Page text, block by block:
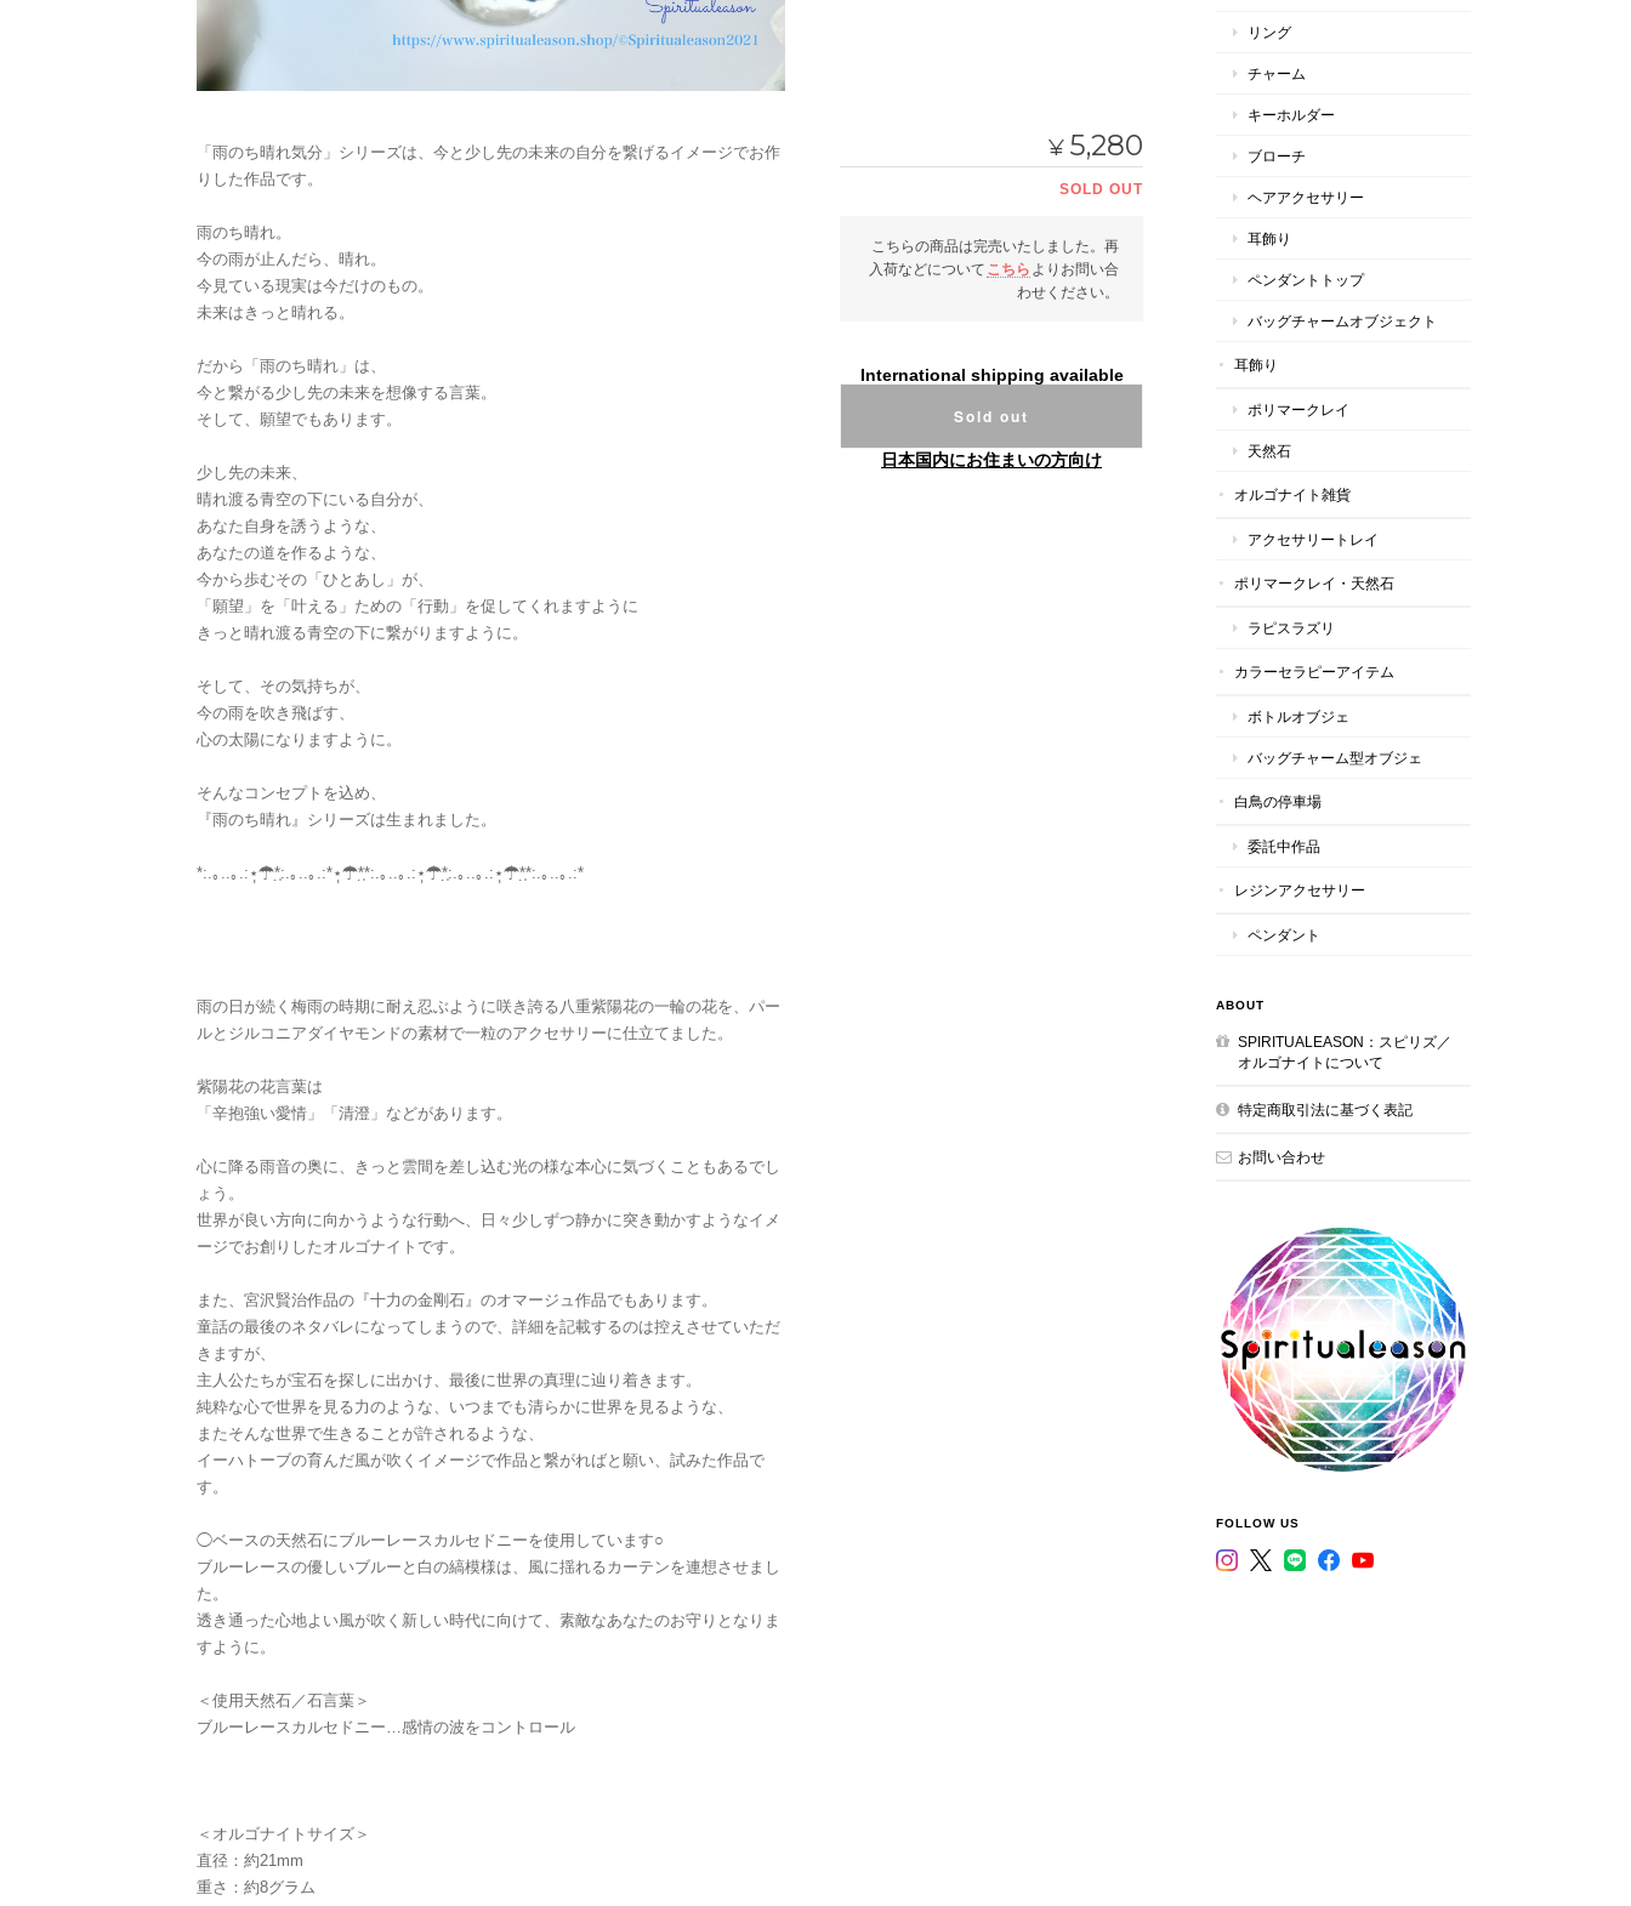
「雨のち晴れ気分」シリーズは、今と少し先の未来の自分を繋げるイメージでお作
りした作品です。
雨のち晴れ。
今の雨が止んだら、晴れ。
今見ている現実は今だけのもの。
未来はきっと晴れる。
だから「雨のち晴れ」は、
今と繋がる少し先の未来を想像する言葉。
そして、願望でもあります。
少し先の未来、
晴れ渡る青空の下にいる自分が、
あなた自身を誘うような、
あなたの道を作るような、
今から歩むその「ひとあし」が、
「願望」を「叶える」ための「行動」を促してくれますように
きっと晴れ渡る青空の下に繋がりますように。
そして、その気持ちが、
今の雨を吹き飛ばす、
心の太陽になりますように。
そんなコンセプトを込め、
『雨のち晴れ』シリーズは生まれました。
*:.｡..｡.:⋆̩☂︎*̣̩:.｡..｡.:*⋆̩☂︎*̣̩*:.｡..｡.:⋆̩☂︎*̣̩:.｡..｡.:⋆̩☂︎*̣̩*:.｡..｡.:*
雨の日が続く梅雨の時期に耐え忍ぶように咲き誇る八重紫陽花の一輪の花を、パー
ルとジルコニアダイヤモンドの素材で一粒のアクセサリーに仕立てました。
紫陽花の花言葉は
「辛抱強い愛情」「清澄」などがあります。
心に降る雨音の奥に、きっと雲間を差し込む光の様な本心に気づくこともあるでし
ょう。
世界が良い方向に向かうような行動へ、日々少しずつ静かに突き動かすようなイメ
ージでお創りしたオルゴナイトです。
また、宮沢賢治作品の『十力の金剛石』のオマージュ作品でもあります。
童話の最後のネタバレになってしまうので、詳細を記載するのは控えさせていただ
きますが、
主人公たちが宝石を探しに出かけ、最後に世界の真理に辿り着きます。
純粋な心で世界を見る力のような、いつまでも清らかに世界を見るような、
またそんな世界で生きることが許されるような、
イーハトーブの育んだ風が吹くイメージで作品と繋がればと願い、試みた作品で
す。
◯ベースの天然石にブルーレースカルセドニーを使用しています○
ブルーレースの優しいブルーと白の縞模様は、風に揺れるカーテンを連想させまし
た。
透き通った心地よい風が吹く新しい時代に向けて、素敵なあなたのお守りとなりま
すように。
＜使用天然石／石言葉＞
ブルーレースカルセドニー…感情の波をコントロール
＜オルゴナイトサイズ＞
直径：約21mm
重さ：約8グラム
¥ 5,280
SOLD OUT
こちらの商品は完売いたしました。再
入荷などについて こちら よりお問い合
わせください。
International shipping available
Sold out
日本国内にお住まいの方向け
リング
チャーム
キーホルダー
ブローチ
ヘアアクセサリー
耳飾り
ペンダントトップ
バッグチャームオブジェクト
耳飾り
ポリマークレイ
天然石
オルゴナイト雑貨
アクセサリートレイ
ポリマークレイ・天然石
ラピスラズリ
カラーセラピーアイテム
ボトルオブジェ
バッグチャーム型オブジェ
白鳥の停車場
委託中作品
レジンアクセサリー
ペンダント
ABOUT
SPIRITUALEASON：スピリズ／
オルゴナイトについて
特定商取引法に基づく表記
お問い合わせ
FOLLOW US